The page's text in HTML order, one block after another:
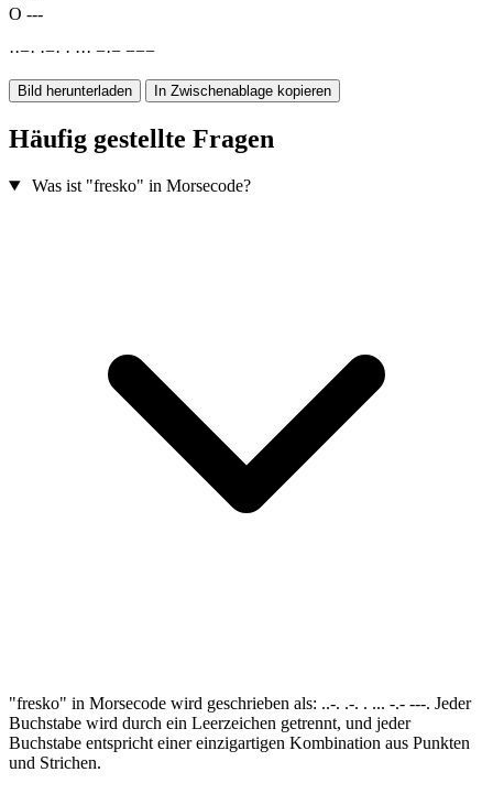
O ---
··−· ·−· · ··· −·− −−−
Bild herunterladen In Zwischenablage kopieren
Häufig gestellte Fragen
Was ist "fresko" in Morsecode?
"fresko" in Morsecode wird geschrieben als: ..-. .-. . ... -.- ---. Jeder
Buchstabe wird durch ein Leerzeichen getrennt, und jeder
Buchstabe entspricht einer einzigartigen Kombination aus Punkten
und Strichen.